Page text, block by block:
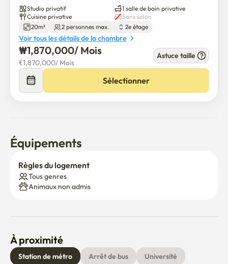
Bonne accessibilité.
Il y a beaucoup de bons restaurants à proximité.
C'est bon pour se doucher avec un adoucisseur d'eau.
Studio privatif
1 salle de bain privative
Cuisine privative
Sans salon
20m²
2 personnes max. 2e étage
Voir tous les détails de la chambre
₩1,870,000/ Mois
€1,870,000/ Mois
Astuce taille
Sélectionner
Équipements
Règles du logement
Tous genres
Animaux non admis
À proximité
Station de métro Arrêt de bus
Université